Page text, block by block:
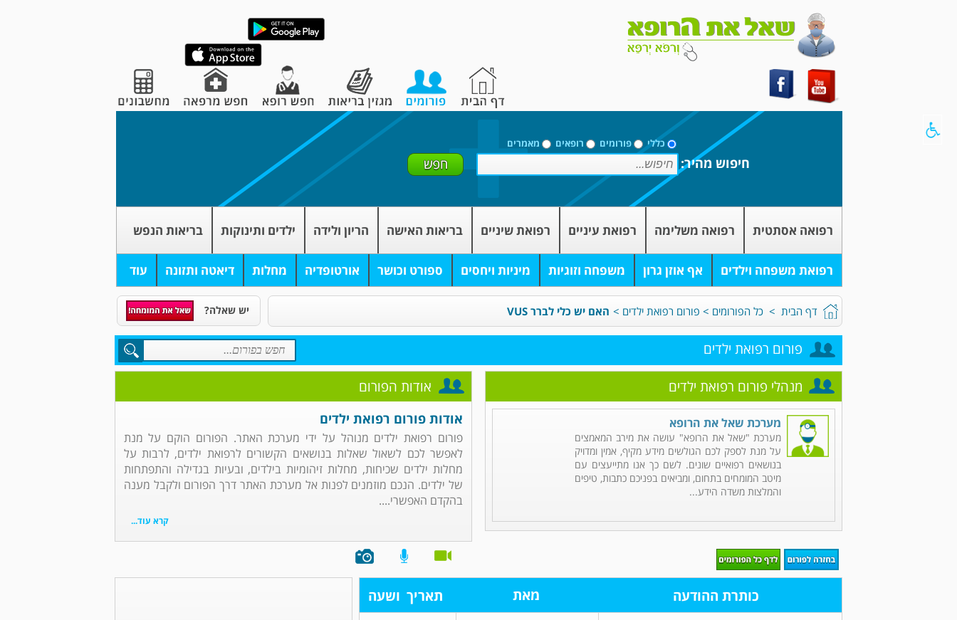
כללי פורומים רופאים מאמרים
חיפוש מהיר:
רפואה אסתטית רפואה משלימה רפואת עיניים רפואת שיניים בריאות האישה הריון ולידה ילדים ותינוקות בריאות הנפש
רפואת משפחה וילדים אף אוזן גרון משפחה וזוגיות מיניות ויחסים ספורט וכושר אורטופדיה מחלות דיאטה ותזונה עוד
דף הבית > כל הפורומים > פורום רפואת ילדים > האם יש כלי לברר VUS יש שאלה?
פורום רפואת ילדים
אודות הפורום
אודות פורום רפואת ילדים
פורום רפואת ילדים מנוהל על ידי מערכת האתר. הפורום הוקם על מנת
לאפשר לכם לשאול שאלות בנושאים הקשורים לרפואת ילדים, לרבות על
מחלות ילדים שכיחות, מחלות זיהומיות בילדים, ובעיות בגדילה והתפתחות
של ילדים. הנכם מוזמנים לפנות אל מערכת האתר דרך הפורום ולקבל מענה
בהקדם האפשרי....
קרא עוד...
מנהלי פורום רפואת ילדים
מערכת שאל את הרופא
מערכת "שאל את הרופא" עושה את מירב המאמצים
על מנת לספק לכם הגולשים מידע מקיף, אמין ומדויק
בנושאים רפואיים שונים. לשם כך אנו מתייעצים עם
מיטב המומחים בתחום, ומביאים בפניכם כתבות, טיפים
והמלצות משדה הידע...
כותרת ההודעה מאת תאריך ושעה